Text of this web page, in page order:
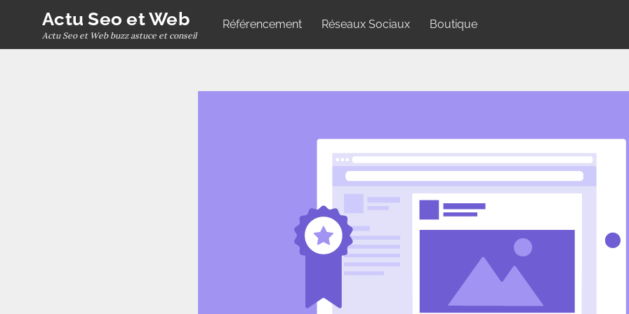
content
Actu Seo et Web
Actu Seo et Web buzz astuce et conseil
Référencement Réseaux Sociaux Boutique